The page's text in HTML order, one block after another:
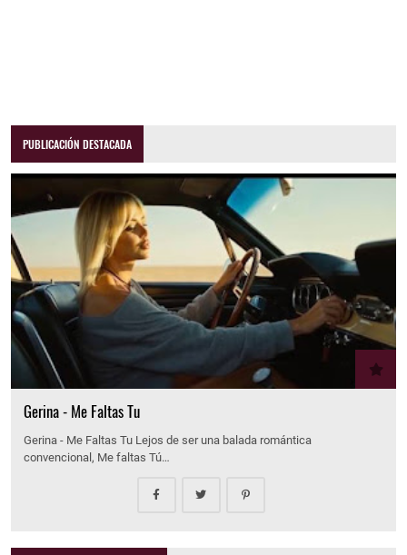
PUBLICACIÓN DESTACADA
Gerina - Me Faltas Tu
Gerina - Me Faltas Tu Lejos de ser una balada romántica
convencional, Me faltas Tú…